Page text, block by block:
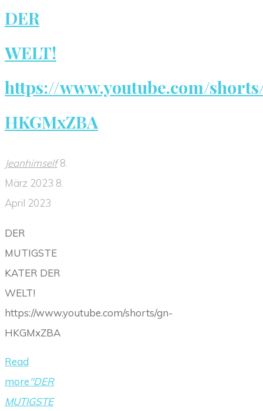
DER
WELT!
https://www.youtube.com/
HKGMxZBA
Jeanhimself 8.
März 2023 8.
April 2023
DER
MUTIGSTE
KATER DER
WELT!
https://www.youtube.com/shorts/gn-
HKGMxZBA
Read
more"DER
MUTIGSTE